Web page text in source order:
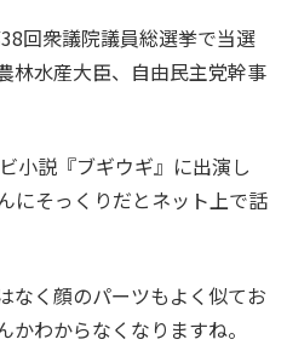
回衆議院議員総選挙で当選
林水産大臣、自由民主党幹事
小説『ブギウギ』に出演し
にそっくりだとネット上で話
なく顔のパーツもよく似てお
かわからなくなりますね。